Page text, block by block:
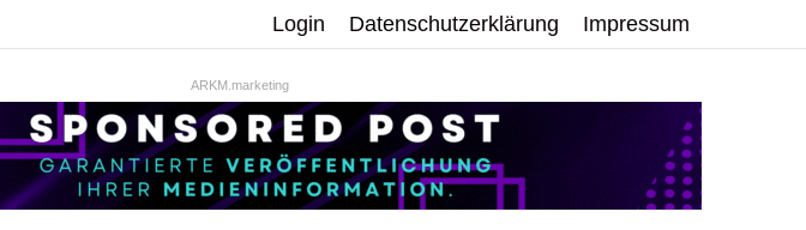
Login Datenschutzerklärung Impressum
ARKM.marketing